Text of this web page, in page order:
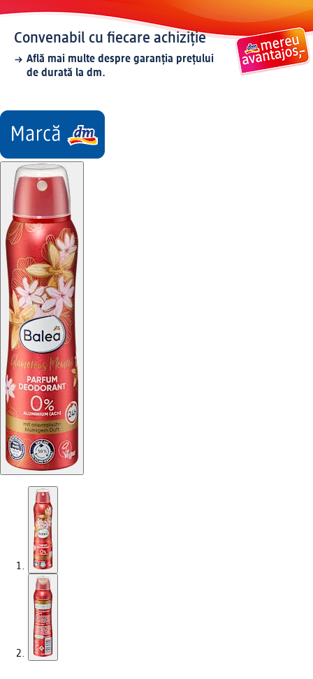
Convenabil cu fiecare achiziție
Află mai multe despre garanția prețului
de durată la dm.